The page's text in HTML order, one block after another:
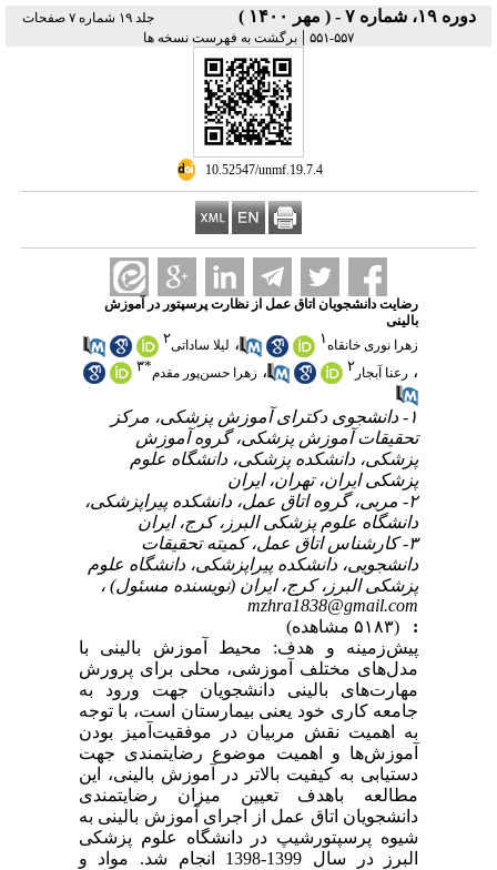
دوره ۱۹، شماره ۷ - ( مهر ۱۴۰۰ )
جلد ۱۹ شماره ۷ صفحات
۵۵۷-۵۵۱
| برگشت به فهرست نسخه ها
‎ 10.52547/unmf.19.7.4
رضایت دانشجویان اتاق عمل از نظارت پرسپتور در آموزش
بالینی
زهرا نوری خانقاه۱ ، لیلا ساداتی۲
، رعنا آبجار ۲ ، زهرا حسن‌پور مقدم*۳
۱- دانشجوی دکترای آموزش پزشکی، مرکز
تحقیقات آموزش پزشکی، گروه آموزش
پزشکی، دانشکده پزشکی، دانشگاه علوم
پزشکی ایران، تهران، ایران
۲- مربی، گروه اتاق عمل، دانشکده پیراپزشکی،
دانشگاه علوم پزشکی البرز، کرج، ایران
۳- کارشناس اتاق عمل، کمیته تحقیقات
دانشجویی، دانشکده پیراپزشکی، دانشگاه علوم
پزشکی البرز، کرج، ایران (نویسنده مسئول) ،
mzhra1838@gmail.com
:
(۵۱۸۳ مشاهده)
پیش‌زمینه و هدف: محیط آموزش بالینی با
مدل‌های مختلف آموزشی، محلی برای پرورش
مهارت‌های بالینی دانشجویان جهت ورود به
جامعه کاری خود یعنی بیمارستان است، با توجه
به اهمیت نقش مربیان در موفقیت‌آمیز بودن
آموزش‌ها و اهمیت موضوع رضایتمندی جهت
دستیابی به کیفیت بالاتر در آموزش بالینی، این
مطالعه باهدف تعیین میزان رضایتمندی
دانشجویان اتاق عمل از اجرای آموزش بالینی به
شیوه پرسپتورشیپ در دانشگاه علوم پزشکی
البرز در سال 1399-1398 انجام شد. مواد و